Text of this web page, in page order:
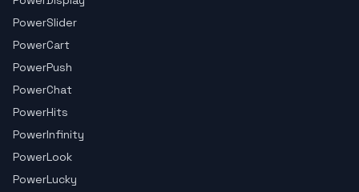
PowerSlider
PowerCart
PowerPush
PowerChat
PowerHits
PowerInfinity
PowerLook
PowerLucky